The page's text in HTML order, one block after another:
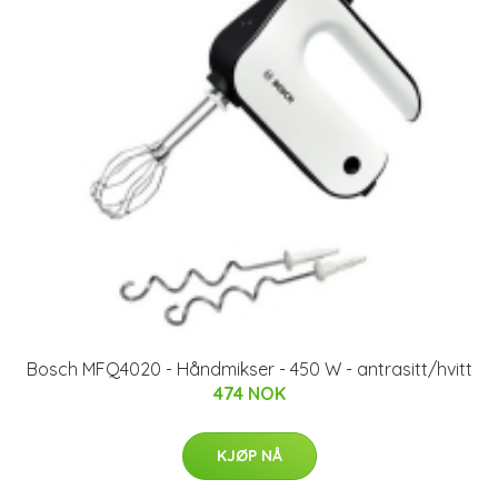
Bosch MFQ4020 - Håndmikser - 450 W - antrasitt/hvitt
474 NOK
KJØP NÅ